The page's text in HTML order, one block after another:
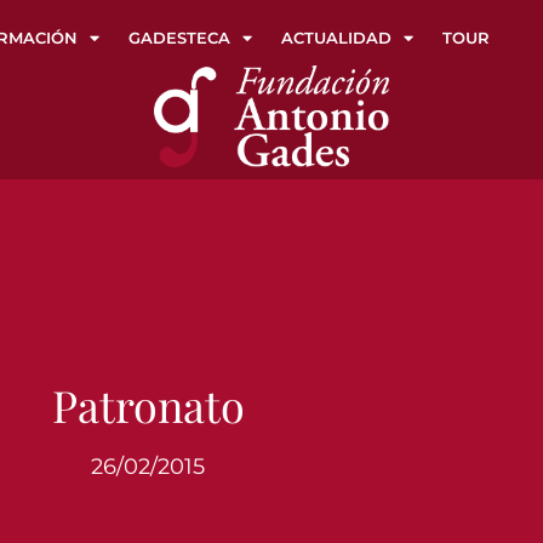
GADESTECA ACTUALIDAD TOUR
Patronato
26/02/2015